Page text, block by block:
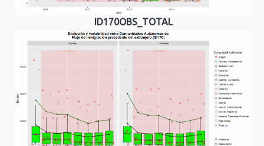
ID170OBS_TOTAL